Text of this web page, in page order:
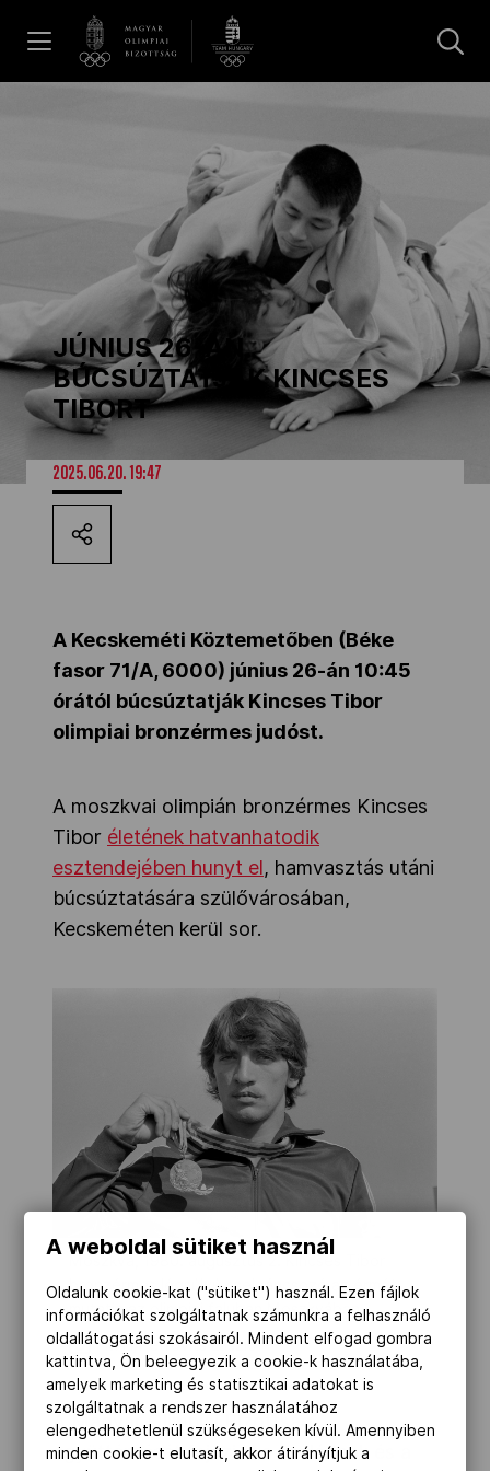
Dakar 2026
Los Angeles 2028
MOB
Kettőskarrier-program
Társszervezetek
Adatbank
JÚNIUS 26-ÁN
BÚCSÚZTATJÁK KINCSES
TIBORT
2025.06.20. 19:47
A Kecskeméti Köztemetőben (Béke
fasor 71/A, 6000) június 26-án 10:45
órától búcsúztatják Kincses Tibor
olimpiai bronzérmes judóst.
A moszkvai olimpián bronzérmes Kincses
Tibor életének hatvanhatodik
esztendejében hunyt el, hamvasztás utáni
búcsúztatására szülővárosában,
Kecskeméten kerül sor.
bronzérmes légsúlyú cselgáncsozó az érmét
mutatja az olimpiai faluban Moszkvában.
MTI/Petrovits László
A Magyar Olimpiai Bizottság
együttérzését fejezi ki a családnak és a
A weboldal sütiket használ
Oldalunk cookie-kat ("sütiket") használ. Ezen fájlok
információkat szolgáltatnak számunkra a felhasználó
oldallátogatási szokásairól. Mindent elfogad gombra
kattintva, Ön beleegyezik a cookie-k használatába,
amelyek marketing és statisztikai adatokat is
szolgáltatnak a rendszer használatához
elengedhetetlenül szükségeseken kívül. Amennyiben
minden cookie-t elutasít, akkor átirányítjuk a